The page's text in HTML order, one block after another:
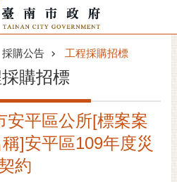
採購公告 工程採購招標
購招標
安平區公所[標案案
]安平區109年度災
約